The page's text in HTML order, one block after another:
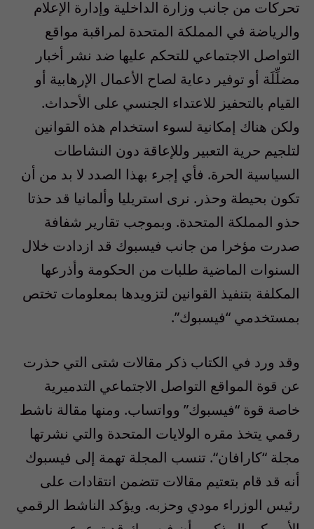
تحركات من جانب وزارة الداخلية وإدارة الإعلام
والرياضة في المملكة المتحدة لمراقبة مواقع
التواصل الاجتماعي للتحكم عليها ضد نشر أخبار
مضلِّلَة أو توفير دعاية لصاح الأعمال الإرهابية أو
القيام بالتحفيز للاعتداء الجنسي على الأحداث.
ولكن هناك إمكانية لسوء استخدام هذه القوانين
لتلجيم حرية التعبير وللإعاقة دون النشاطات
السياسية الحرة. فأي إجرء بهذا الصدد لا بد من أن
تكون بحيطة وحذر . نرى استريليا وألمانيا قد حذتا
حذو المملكة المتحدة. وبموجب تقارير شفافة
صدرت مؤخرا من جانب فيسبوك قد ازدادت خلال
السنوات الماضية طلبات من الحكومة وأذرعها
المكلفة بتنفيذ القوانين لتزويدها بمعلومات تختص
بمستخدمي “فيسبوك”.
وقد ورد في الكتاب ذكر مقالات شتى التي حذرت
عن قوة المواقع التواصل الاجتماعي التدميرية
خاصة قوة “فيسبوك” وواتساب. ومنها مقالة ناشط
رقمي يتخذ مقره الولايات المتحدة والتي نشرتها
مجلة “كارافان“. تنسب المجلة تهمة إلى فيسبوك
أنه قد قام بتعتيم مقالات تتضمن انتقادات على
رئيس الوزراء مودي وحزبه. ويؤكد الناشط الرقمي